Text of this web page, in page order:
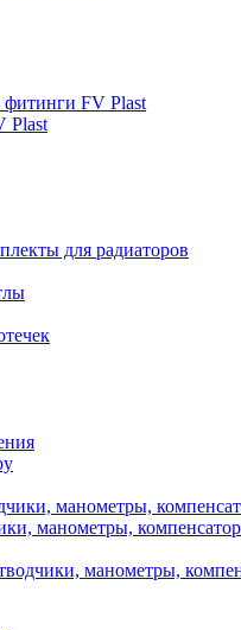
FV Plast
Plast
для радиаторов
манометры,
манометры,